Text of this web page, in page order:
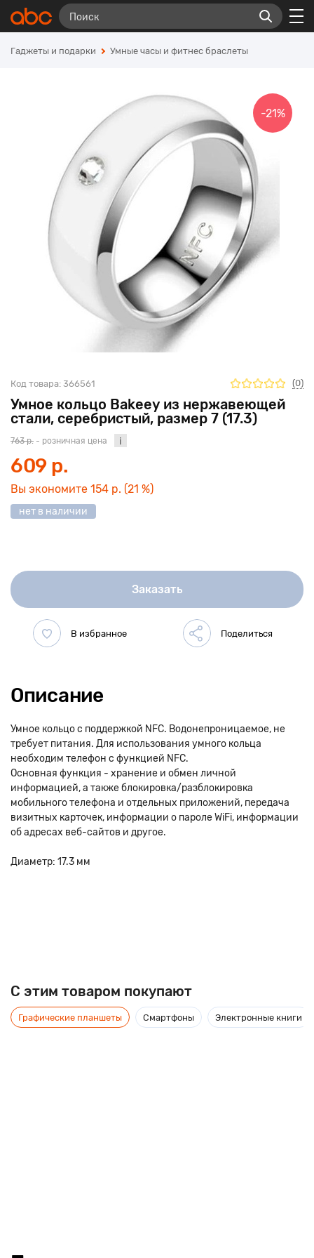
Гаджеты и подарки Умные часы и фитнес браслеты
Умное кольцо Bakeey из нержавеющей
стали, серебристый, размер 7 (17.3)
Код товара: 366561 (0)
-21%
763 р. - розничная цена
609 р.
Вы экономите 154 р. (21 %)
нет в наличии
Заказать
Описание
Умное кольцо с поддержкой NFC. Водонепроницаемое, не
требует питания. Для использования умного кольца
необходим телефон с функцией NFC.
Основная функция - хранение и обмен личной
информацией, а также блокировка/разблокировка
мобильного телефона и отдельных приложений, передача
визитных карточек, информации о пароле WiFi, информации
об адресах веб-сайтов и другое.
Диаметр: 17.3 мм
C этим товаром покупают
Графические планшеты Смартфоны Электронные книги